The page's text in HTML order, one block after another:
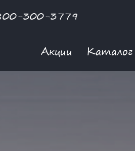
300-3779
Акции Каталог